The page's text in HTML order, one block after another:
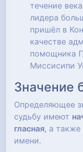
течение
лидера
пришёл в
качестве
помощника
Миссисипи
Значение
Определяющее
судьбу имеют
гласная, а также
имени.